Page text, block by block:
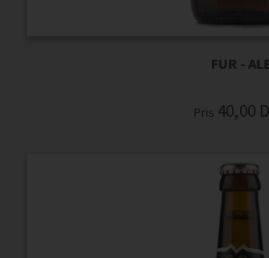
FUR - ALE
Pris 40,00